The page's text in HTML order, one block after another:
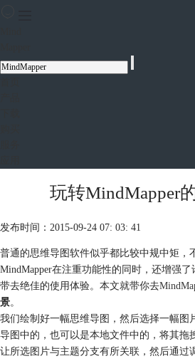
玩转MindMapper
发布时间：2015-09-24 07: 03: 41
普通的思维导图软件似乎都比较中规中矩，
MindMapper在注重功能性的同时，还增强
带去绝佳的使用体验。本文就带你去
景。
我们绘制好一幅思维导图，然后选择一幅图
导图中的，也可以是本地文件中的，将其拖
让所选图片与主题分支有所关联，然后通过